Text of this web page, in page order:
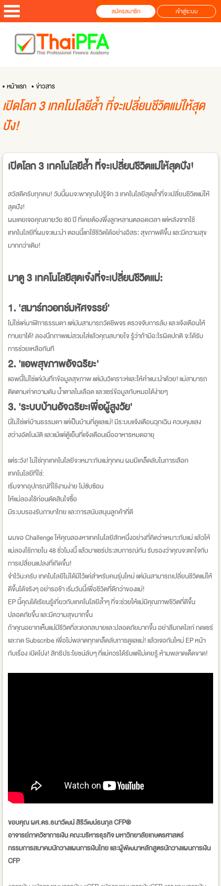
สมัครสมาชิก เข้าสู่ระบบ
• หน้าแรก • ข่าวสาร
เปิดโลก 3 เทคโนโลยีล้ำ ที่จะเปลี่ยนชีวิตแม่ให้สุด
ปัง!
เปิดโลก 3 เทคโนโลยีล้ำ ที่จะเปลี่ยนชีวิตแม่ให้สุดปัง!
สวัสดีครับทุกคน! วันนี้ผมจะพาคุณไปรู้จัก 3 เทคโนโลยีสุดล้ำที่จะเปลี่ยนชีวิตแม่ให้
สุดปัง!
ผมเคยเจอคุณยายวัย 80 ปี ที่เคยต้องพึ่งลูกหลานตลอดเวลา แต่หลังจากใช้
เทคโนโลยีที่ผมจะแนะนำ ตอนนี้แกใช้ชีวิตได้อย่างอิสระ สุขภาพดีขึ้น และมีความสุข
มากกว่าเดิม!
มาดู 3 เทคโนโลยีสุดเจ๋งที่จะเปลี่ยนชีวิตแม่:
1. 'สมาร์ทวอทช์มหัศจรรย์'
ไม่ใช่แค่นาฬิกาธรรมดา แต่มันสามารถวัดชีพจร ตรวจจับการล้ม และแจ้งเตือนให้
ทานยาได้! ลองนึกภาพแม่สวมใส่แล้วคุณสบายใจ รู้ว่าถ้ามีอะไรผิดปกติ จะได้รับ
การช่วยเหลือทันที
2. 'แอพสุขภาพอัจฉริยะ'
แอพนี้ไม่ใช่แค่บันทึกข้อมูลสุขภาพ แต่มันวิเคราะห์และให้คำแนะนำด้วย! แม่สามารถ
ติดตามค่าความดัน น้ำตาลในเลือด และแชร์ข้อมูลกับหมอได้ง่ายๆ
3. 'ระบบบ้านอัจฉริยะเพื่อผู้สูงวัย'
นี่ไม่ใช่แค่บ้านธรรมดา แต่เป็นบ้านที่ดูแลแม่! มีระบบแจ้งเตือนฉุกเฉิน ควบคุมแสง
สว่างอัตโนมัติ และแม้แต่ตู้เย็นที่แจ้งเตือนเมื่ออาหารหมดอายุ
แต่ระวัง! ไม่ใช่ทุกเทคโนโลยีจะเหมาะกับแม่ทุกคน ผมมีเคล็ดลับในการเลือก
เทคโนโลยีที่ใช่:
เริ่มจากอุปกรณ์ที่ใช้งานง่าย ไม่ซับซ้อน
ให้แม่ลองใช้ก่อนตัดสินใจซื้อ
มีระบบรองรับภาษาไทย และการสนับสนุนลูกค้าที่ดี
ผมขอ Challenge ให้คุณลองหาเทคโนโลยีสักหนึ่งอย่างที่คิดว่าเหมาะกับแม่ แล้วให้
แม่ลองใช้ภายใน 48 ชั่วโมงนี้ แล้วมาแชร์ประสบการณ์กัน รับรองว่าคุณจะตกใจกับ
การเปลี่ยนแปลงที่เกิดขึ้น!
จำไว้นะครับ เทคโนโลยีไม่ได้มีไว้แค่สำหรับคนรุ่นใหม่ แต่มันสามารถเปลี่ยนชีวิตแม่ให้
ดีขึ้นได้จริงๆ อย่ารอช้า เริ่มวันนี้เพื่อชีวิตที่ดีกว่าของแม่!
EP นี้คุณได้เรียนรู้เกี่ยวกับเทคโนโลยีล้ำๆ ที่จะช่วยให้แม่มีคุณภาพชีวิตที่ดีขึ้น
ปลอดภัยขึ้น และมีความสุขมากขึ้น
ถ้าคุณอยากเห็นแม่มีชีวิตที่สะดวกสบายและปลอดภัยมากขึ้น อย่าลืมกดไลก์ กดแชร์
และกด Subscribe เพื่อไม่พลาดทุกเคล็ดลับการดูแลแม่! แล้วเจอกันใหม่ EP หน้า
กับเรื่อง เปิดโปง! สิทธิประโยชน์ลับๆ ที่แม่ควรได้รับแต่ไม่เคยรู้ ห้ามพลาดเด็ดขาด!
ขอบคุณ ผศ.ดร.ธนาวัฒน์ สิริวัฒน์ธนกุล CFP®
อาจารย์ภาควิชาการเงิน คณะบริหารธุรกิจ มหาวิทยาลัยเกษตรศาสตร์
กรรมการสมาคมนักวางแผนการเงินไทย และผู้พัฒนาหลักสูตรนักวางแผนการเงิน
CFP